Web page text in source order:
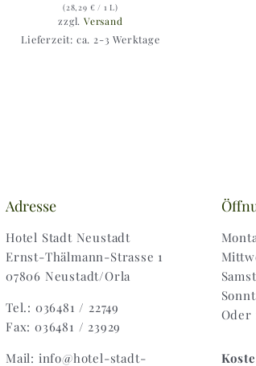
(28,29 € / 1 L)
zzgl.Versand
Lieferzeit: ca. 2-3 Werktage
Adresse
Hotel Stadt Neustadt
Ernst-Thälmann-Strasse 1
07806 Neustadt/Orla
Tel.: 036481 / 22749
Fax: 036481 / 23929
Mail: info@hotel-stadt-
Oder